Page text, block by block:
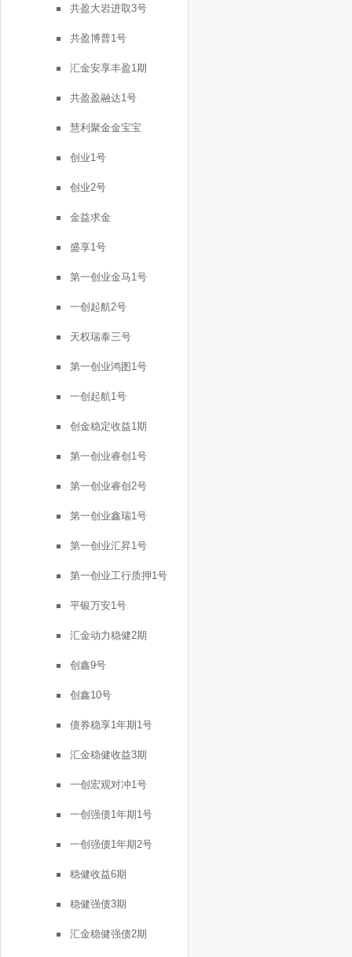
共盈大岩进取3号
共盈博普1号
汇金安享丰盈1期
共盈盈融达1号
慧利聚金金宝宝
创业1号
创业2号
金益求金
盛享1号
第一创业金马1号
一创起航2号
天权瑞泰三号
第一创业鸿图1号
一创起航1号
创金稳定收益1期
第一创业睿创1号
第一创业睿创2号
第一创业鑫瑞1号
第一创业汇昇1号
第一创业工行质押1号
平银万安1号
汇金动力稳健2期
创鑫9号
创鑫10号
债券稳享1年期1号
汇金稳健收益3期
一创宏观对冲1号
一创强债1年期1号
一创强债1年期2号
稳健收益6期
稳健强债3期
汇金稳健强债2期